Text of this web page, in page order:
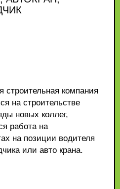
строительная компания
на строительстве
новых коллег,
работа на
на позиции водителя
или авто крана.